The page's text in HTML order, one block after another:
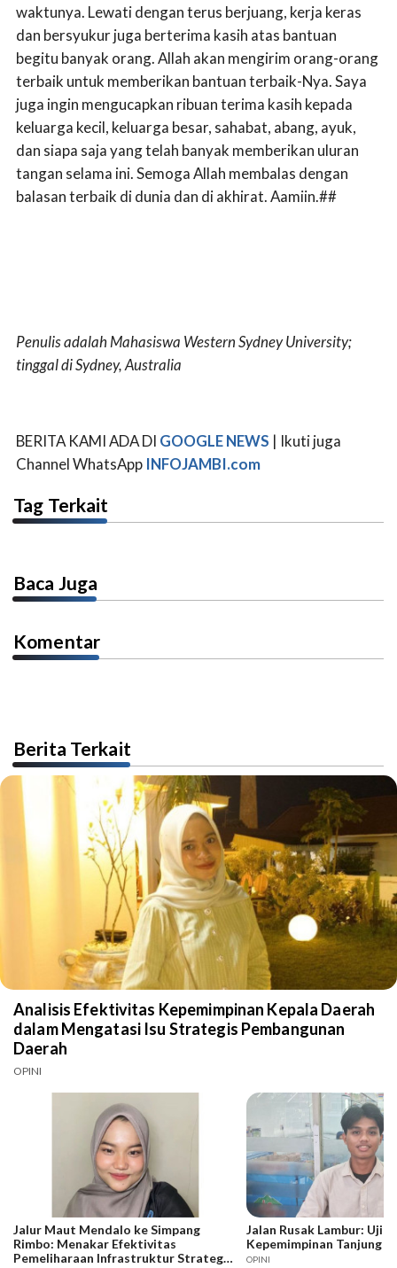
waktunya. Lewati dengan terus berjuang, kerja keras
dan bersyukur juga berterima kasih atas bantuan
begitu banyak orang. Allah akan mengirim orang-orang
terbaik untuk memberikan bantuan terbaik-Nya. Saya
juga ingin mengucapkan ribuan terima kasih kepada
keluarga kecil, keluarga besar, sahabat, abang, ayuk,
dan siapa saja yang telah banyak memberikan uluran
tangan selama ini. Semoga Allah membalas dengan
balasan terbaik di dunia dan di akhirat. Aamiin.##
Penulis adalah Mahasiswa Western Sydney University;
tinggal di Sydney, Australia
BERITA KAMI ADA DI GOOGLE NEWS | Ikuti juga
Channel WhatsApp INFOJAMBI.com
Tag Terkait
Baca Juga
Komentar
Berita Terkait
Analisis Efektivitas Kepemimpinan Kepala Daerah
dalam Mengatasi Isu Strategis Pembangunan
Daerah
OPINI
Jalur Maut Mendalo ke Simpang
Rimbo: Menakar Efektivitas
Pemeliharaan Infrastruktur Strategis
Jalan Rusak Lambur:
Kepemimpinan Tanjung
OPINI